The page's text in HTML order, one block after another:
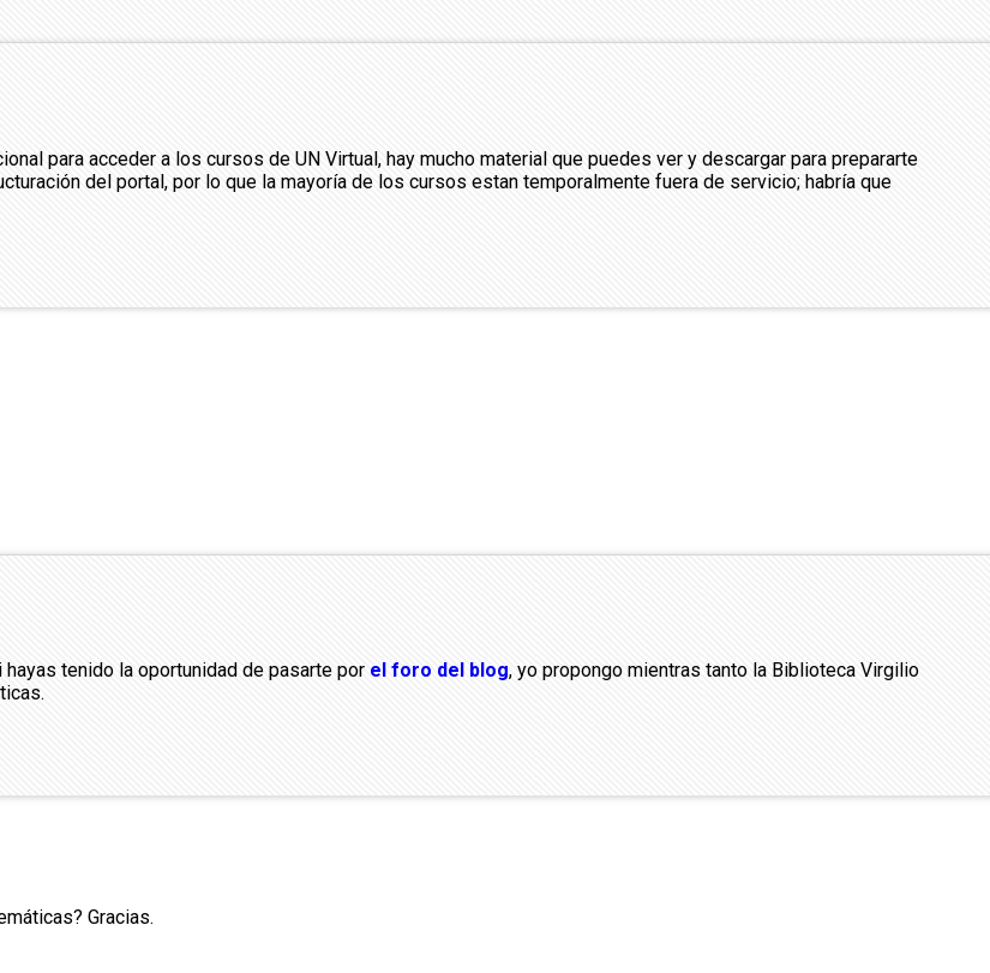
para acceder a los cursos de UN Virtual, hay mucho material que puedes ver y descargar para prepararte
del portal, por lo que la mayoría de los cursos estan temporalmente fuera de servicio; habría que
tenido la oportunidad de pasarte por el foro del blog, yo propongo mientras tanto la Biblioteca Virgilio
Gracias.